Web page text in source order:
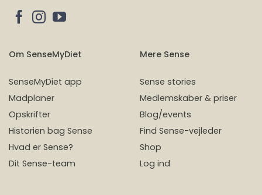
Om SenseMyDiet
SenseMyDiet app
Madplaner
Opskrifter
Historien bag Sense
Hvad er Sense?
Dit Sense-team
Mere Sense
Sense stories
Medlemskaber & priser
Blog/events
Find Sense-vejleder
Shop
Log ind